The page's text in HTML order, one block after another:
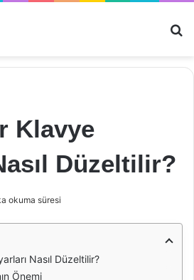
Klavye
Düzeltilir?
okuma süresi
Nasıl Düzeltilir?
Önemi